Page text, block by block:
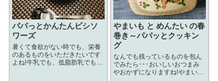
パパっとかんたんビシソ
ワーズ
暑くて食欲がない時でも、栄養
のあるものをいただきたいです
よね!牛乳でも、低脂肪乳でも、
やまいも と めんたい の春
巻き～パパッとクッキン
グ
なんでも残っているものを包ん
でみたら･･･おいしいおつまみ
やおかずになりますね!やまいも